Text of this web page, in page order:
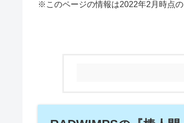
※このページの情報は2022年2月時点の